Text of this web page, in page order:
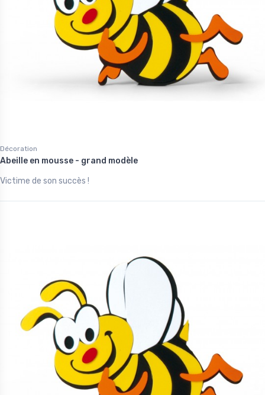
Décoration
Abeille en mousse - grand modèle
Victime de son succès !